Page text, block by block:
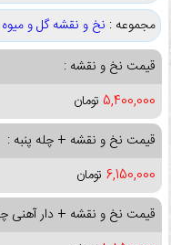
مجموعه : نخ و نقشه گل و میوه
قیمت نخ و نقشه :
5,400,000 تومان
قیمت نخ و نقشه + چله پنبه :
6,150,000 تومان
قیمت نخ و نقشه + دار آهنی